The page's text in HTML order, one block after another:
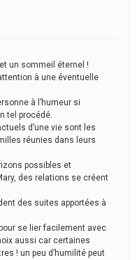
un sommeil éternel !
à une éventuelle
à l’humeur si
tel procédé.
d’une vie sont les
réunies dans leurs
possibles et
des relations se créent
des suites apportées à
se lier facilement avec
aussi car certaines
! un peu d’humilité peut